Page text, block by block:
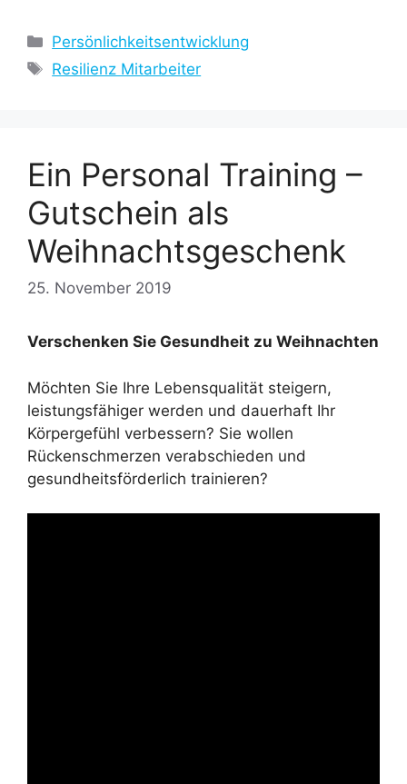
Kategorien
Persönlichkeitsentwicklung
Schlagwörter
Resilienz Mitarbeiter
Ein Personal Training –
Gutschein als
Weihnachtsgeschenk
25. November 2019
Verschenken Sie Gesundheit zu Weihnachten
Möchten Sie Ihre Lebensqualität steigern,
leistungsfähiger werden und dauerhaft Ihr
Körpergefühl verbessern? Sie wollen
Rückenschmerzen verabschieden und
gesundheitsförderlich trainieren?